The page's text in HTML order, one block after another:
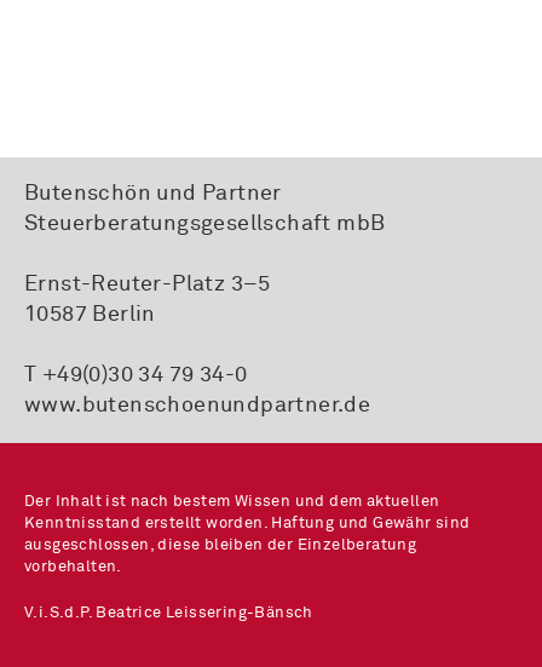
Butenschön und Partner
Steuerberatungsgesellschaft mbB
Ernst-Reuter-Platz 3–5
10587 Berlin
T +49(0)30 34 79 34-0
www.butenschoenundpartner.de
Der Inhalt ist nach bestem Wissen und dem aktuellen
Kenntnisstand erstellt worden. Haftung und Gewähr sind
ausgeschlossen, diese bleiben der Einzelberatung
vorbehalten.
V.i.S.d.P. Beatrice Leissering-Bänsch